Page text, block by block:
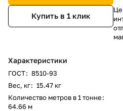
Купить в 1 клик
Характеристики
ГОСТ: 8510-93
Вес, кг: 15.47 кг
Количество метров в 1 тонне:
64.66 м